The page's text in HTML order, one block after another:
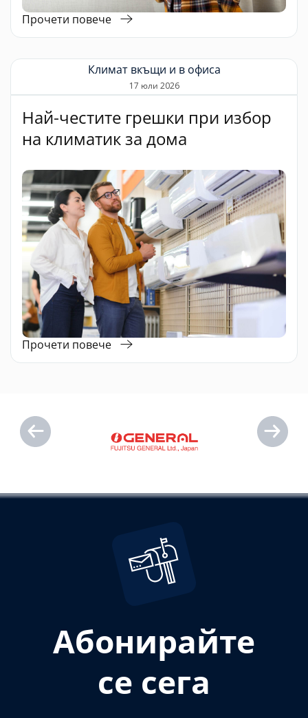
Прочети повече
Климат вкъщи и в офиса
17 юли 2026
Най-честите грешки при избор
на климатик за дома
Прочети повече
Абонирайте
се сега